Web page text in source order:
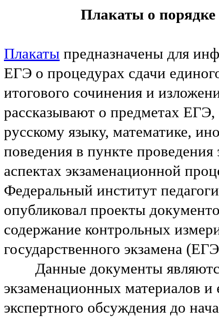
Плакаты о
Плакаты предназначены для
ЕГЭ о процедурах сдачи
итогового сочинения и
рассказывают о предметах
русскому языку, математике,
поведения в пункте
аспектах экзаменационной
Федеральный институт
опубликовал проекты
содержание контрольных
государственного экзамена
Данные документы являются
экзаменационных материалов
экспертного обсуждения до